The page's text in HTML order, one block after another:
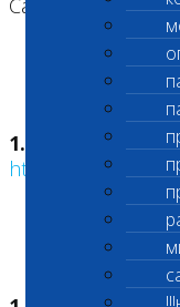
Сайте.
1.3.
Договор
https://vetlab.ru/